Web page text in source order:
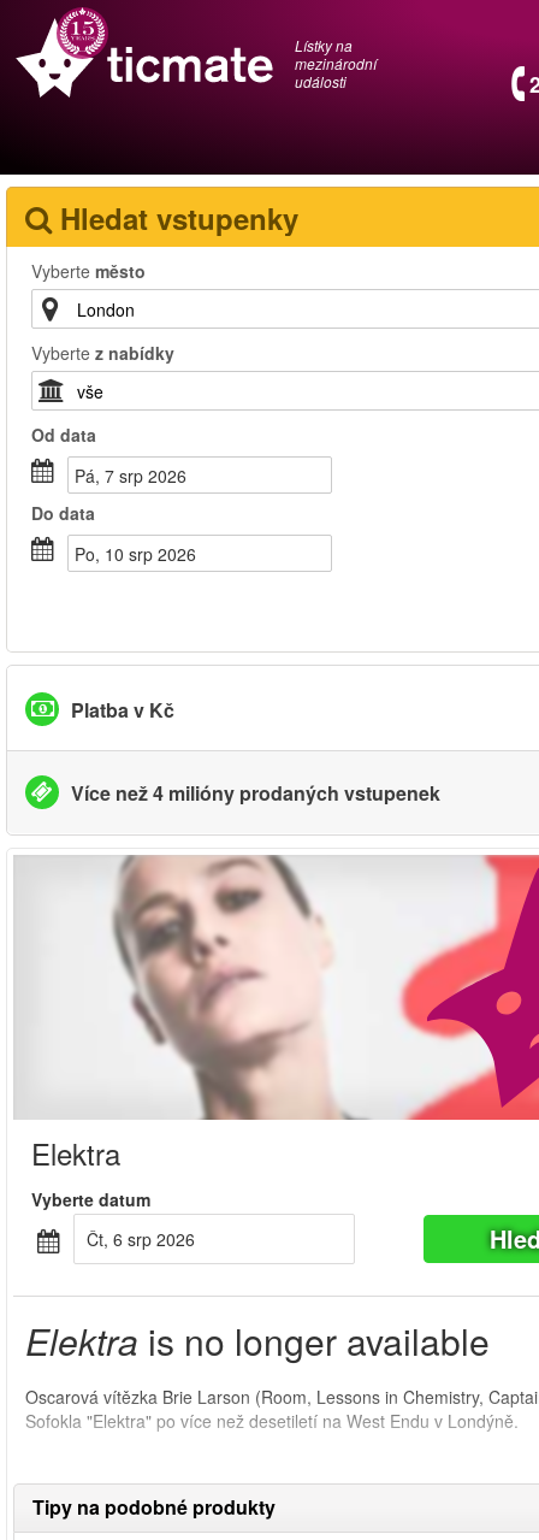
Lístky na
mezinárodní
události
Hledat vstupenky
Vyberte město
Vyberte z nabídky
Od data
Pá, 7 srp 2026
Do data
Po, 10 srp 2026
Platba v Kč
Více než 4 milióny prodaných vstupenek
Elektra
Vyberte datum
Čt, 6 srp 2026
Elektra is no longer available
Oscarová vítězka Brie Larson (Room, Lessons in Chemistry,
Sofokla "Elektra" po více než desetiletí na West Endu v Londýně.
Tipy na podobné produkty